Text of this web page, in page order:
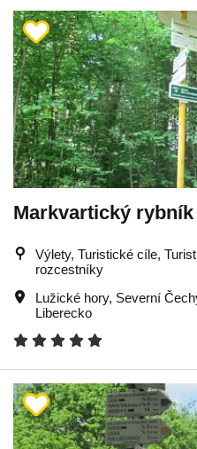
Markvartický rybník
Výlety, Turistické cíle,
rozcestníky
Lužické hory, Severní
Liberecko